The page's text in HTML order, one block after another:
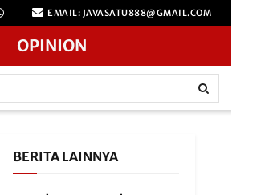
EMAIL: JAVASATU888@GMAIL.COM
OPINION
BERITA LAINNYA